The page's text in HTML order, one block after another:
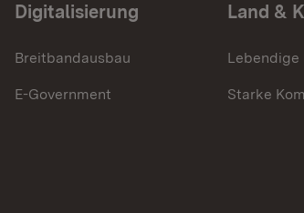
Digitalisierung
Breitbandausbau
E-Government
Land &
Lebendige
Starke